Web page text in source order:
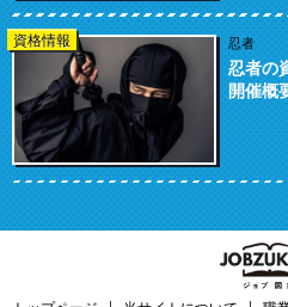
資格情報 忍者
忍者の
開催概